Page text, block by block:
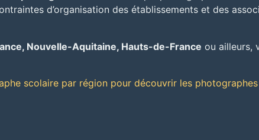
d’organisation des établissements et des
Nouvelle-Aquitaine, Hauts-de-France ou ailleurs,
scolaire par région pour découvrir les